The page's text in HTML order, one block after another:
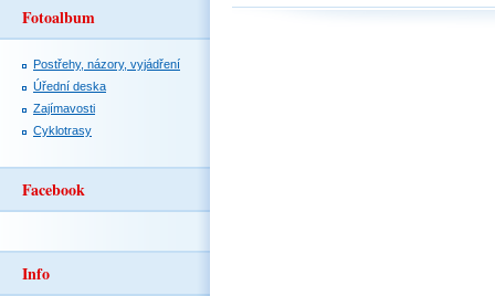
Fotoalbum
Postřehy, názory, vyjádření
Úřední deska
Zajímavosti
Cyklotrasy
Facebook
Info